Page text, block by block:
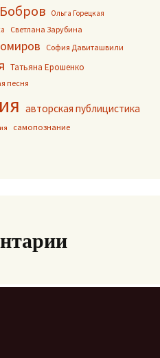
Ольга Горецкая
Светлана Зарубина
София Давиташвили
Татьяна Ерошенко
песня
авторская публицистика
самопознание